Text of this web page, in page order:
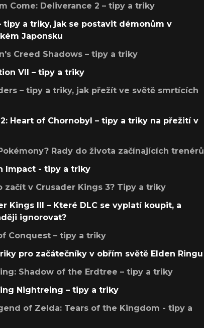
Come: Deliverance 2 – tipy a triky
tipy a triky, jak se postavit démonům v
Japonsku
Creed Shadows – tipy a triky
VII – tipy a triky
– tipy a triky, jak přežít ve světě smrtících
Heart of Chornobyl – tipy a triky na přežití v
Rady do života začínajících trenérů
Impact - tipy a triky
začít v Crusader Kings 3? Tipy a triky
Kings III – Které DLC se vyplatí koupit, a
ignorovat?
Conquest – tipy a triky
pro začátečníky v obřím světě Elden Ringu
Shadow of the Erdtree – tipy a triky
Nightreing – tipy a triky
of Zelda: Tears of the Kingdom - tipy a